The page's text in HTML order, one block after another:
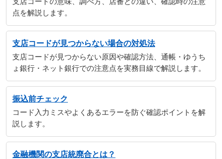
点を解説します。
支店コードが見つからない場合の対処法
支店コードが見つからない原因や確認方法、通帳・ゆうち
ょ銀行・ネット銀行での注意点を実務目線で解説します。
振込前チェック
コード入力ミスやよくあるエラーを防ぐ確認ポイントを解
説します。
金融機関の支店統廃合とは？